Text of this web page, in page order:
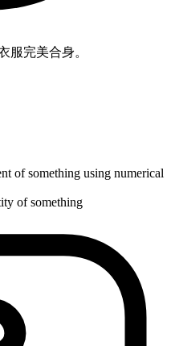
服完美合身。
of something using numerical
of something